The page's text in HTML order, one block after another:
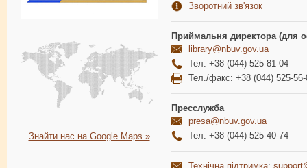
Знайти нас на Google Maps »
Зворотний зв'язок
Приймальня директора (для
library@nbuv.gov.ua
Тел: +38 (044) 525-81-04
Тел./факс: +38 (044) 525-56-
Пресслужба
presa@nbuv.gov.ua
Тел: +38 (044) 525-40-74
Технічна підтримка: